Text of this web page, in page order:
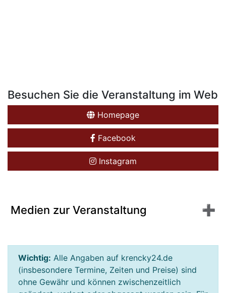
Besuchen Sie die Veranstaltung im Web
Homepage
Facebook
Instagram
Medien zur Veranstaltung
Wichtig: Alle Angaben auf krencky24.de
(insbesondere Termine, Zeiten und Preise) sind
ohne Gewähr und können zwischenzeitlich